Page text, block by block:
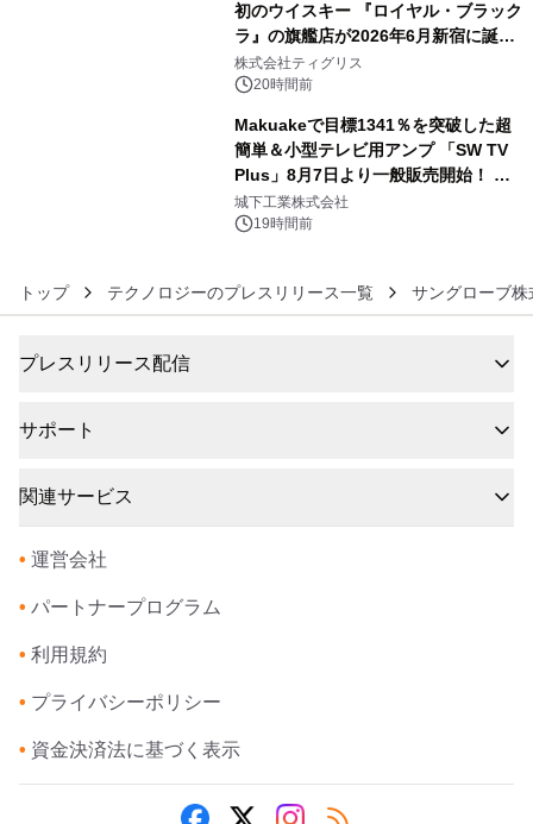
初のウイスキー 『ロイヤル・ブラック
ラ』の旗艦店が2026年6月新宿に誕
生 バカルディ ジャパンと連携した
没入型バー「BAR Arca」
株式会社ティグリス
20時間前
Makuakeで目標1341％を突破した超
簡単＆小型テレビ用アンプ 「SW TV
Plus」8月7日より一般販売開始！ ケ
ーブル1本つなぐだけ、テレビの音が
ぐっと豊かに
城下工業株式会社
19時間前
トップ テクノロジーのプレスリリース一覧 サングローブ株
プレスリリース配信
サポート
関連サービス
• 運営会社
• パートナープログラム
• 利用規約
• プライバシーポリシー
• 資金決済法に基づく表示